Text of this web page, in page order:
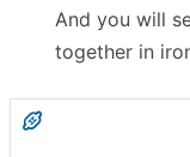
And you will
together in